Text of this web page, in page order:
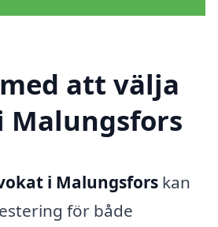
att välja
Malungsfors
i Malungsfors kan
för både